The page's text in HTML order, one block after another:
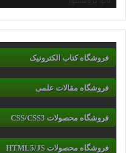
فروشگاه کتاب الکترونیک
فروشگاه مقالات علمی
فروشگاه محصولات CSS/CSS3
فروشگاه محصولات HTML5/JS